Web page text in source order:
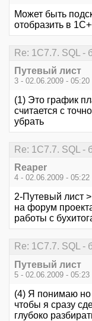
Может быть
отобразить в
Re: 1С7.7. SQL -
Путевый лист
3 - 02.06.2009 - 05:20
(1) Это график
считается с
убрать
Re: 1С7.7. SQL -
Reaper
4 - 02.06.2009 - 05:22
2-Путевый лист
на форум
работы с
Re: 1С7.7. SQL -
Путевый лист
5 - 02.06.2009 - 05:23
(4) Я понимаю но
чтобы я сразу
глубоко